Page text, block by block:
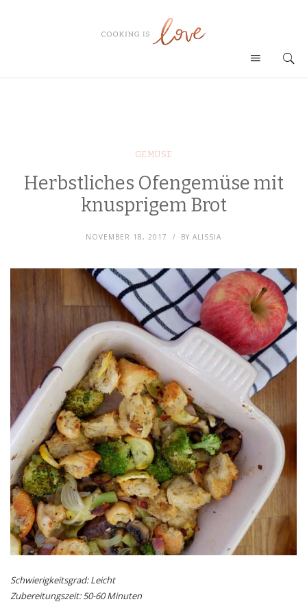
GEMÜSE
Herbstliches Ofengemüse mit
knusprigem Brot
NOVEMBER 18, 2017 BY ALISSIA
Schwierigkeitsgrad: Leicht
Zubereitungszeit: 50-60 Minuten